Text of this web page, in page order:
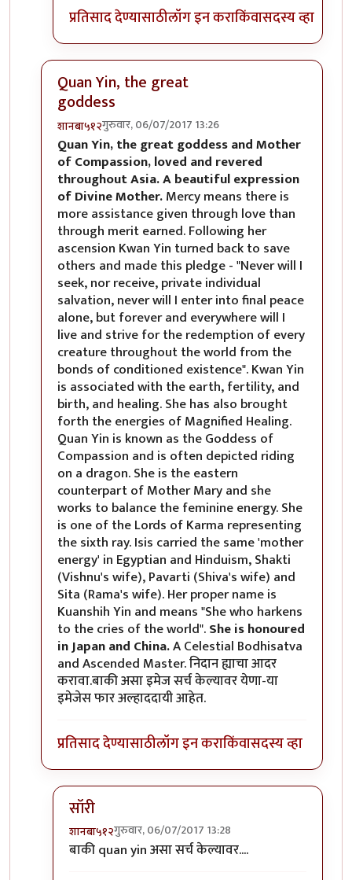
प्रतिसाद देण्यासाठीलॉग इन कराकिंवासदस्य व्हा
Quan Yin, the great
goddess
शानबा५१२गुरुवार, 06/07/2017 13:26
In reply toरेकाई काय क्युट दिसतेय हो,byअभ्या..
Quan Yin, the great goddess and Mother
of Compassion, loved and revered
throughout Asia. A beautiful expression
of Divine Mother.Mercy means there is
more assistance given through love than
through merit earned. Following her
ascension Kwan Yin turned back to save
others and made this pledge - "Never will I
seek, nor receive, private individual
salvation, never will I enter into final peace
alone, but forever and everywhere will I
live and strive for the redemption of every
creature throughout the world from the
bonds of conditioned existence". Kwan Yin
is associated with the earth, fertility, and
birth, and healing. She has also brought
forth the energies of Magnified Healing.
Quan Yin is known as the Goddess of
Compassion and is often depicted riding
on a dragon. She is the eastern
counterpart of Mother Mary and she
works to balance the feminine energy. She
is one of the Lords of Karma representing
the sixth ray. Isis carried the same 'mother
energy' in Egyptian and Hinduism, Shakti
(Vishnu's wife), Pavarti (Shiva's wife) and
Sita (Rama's wife). Her proper name is
Kuanshih Yin and means "She who harkens
to the cries of the world".She is honoured
in Japan and China.A Celestial Bodhisatva
and Ascended Master. निदान ह्याचा आदर
करावा.बाकी असा इमेज सर्च केल्यावर येणा-या
इमेजेस फार अल्हाददायी आहेत.
प्रतिसाद देण्यासाठीलॉग इन कराकिंवासदस्य व्हा
सॉरी
शानबा५१२गुरुवार, 06/07/2017 13:28
In reply toQuan Yin, the great goddess
बाकी quan yin असा सर्च केल्यावर....